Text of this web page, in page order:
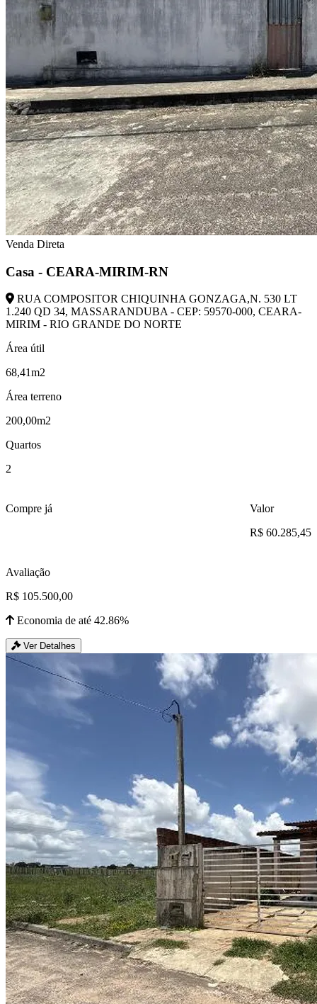
Venda Direta
Casa - CEARA-MIRIM-RN
RUA COMPOSITOR CHIQUINHA GONZAGA,N. 530 LT
1.240 QD 34, MASSARANDUBA - CEP: 59570-000, CEARA-
MIRIM - RIO GRANDE DO NORTE
Área útil
68,41m2
Área terreno
200,00m2
Quartos
2
Compre já
Valor
R$ 60.285,45
Avaliação
R$ 105.500,00
Economia de até 42.86%
Ver Detalhes